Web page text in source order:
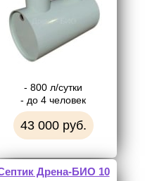
- 800 л/сутки
- до 4 человек
43 000 руб.
Дрена-БИО 10